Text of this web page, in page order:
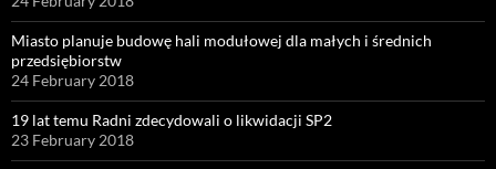
Miasto planuje budowę hali modułowej dla małych i średnich
przedsiębiorstw
24 February 2018
19 lat temu Radni zdecydowali o likwidacji SP2
23 February 2018